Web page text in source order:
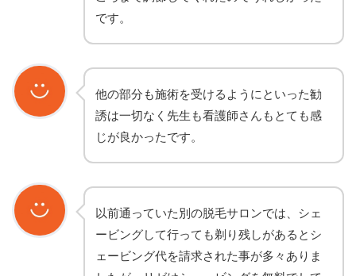
です。
他の部分も施術を受けるようにといった勧
誘は一切なく先生も看護師さんもとても感
じが良かったです。
以前通っていた別の脱毛サロンでは、シェ
ービングして行っても剃り残しがあるとシ
ェービング代を請求された事が多々ありま